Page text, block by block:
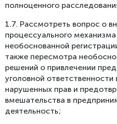
полноценного
1.7. Рассмотреть вопрос о
процессуального
необоснованной
также пересмотра
решений о привлечении
уголовной ответственности
нарушенных прав и
вмешательства в
деятельность;